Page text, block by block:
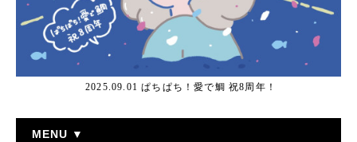
2025.09.01 ぱちぱち！愛で鯛 祝8周年！
MENU ▼